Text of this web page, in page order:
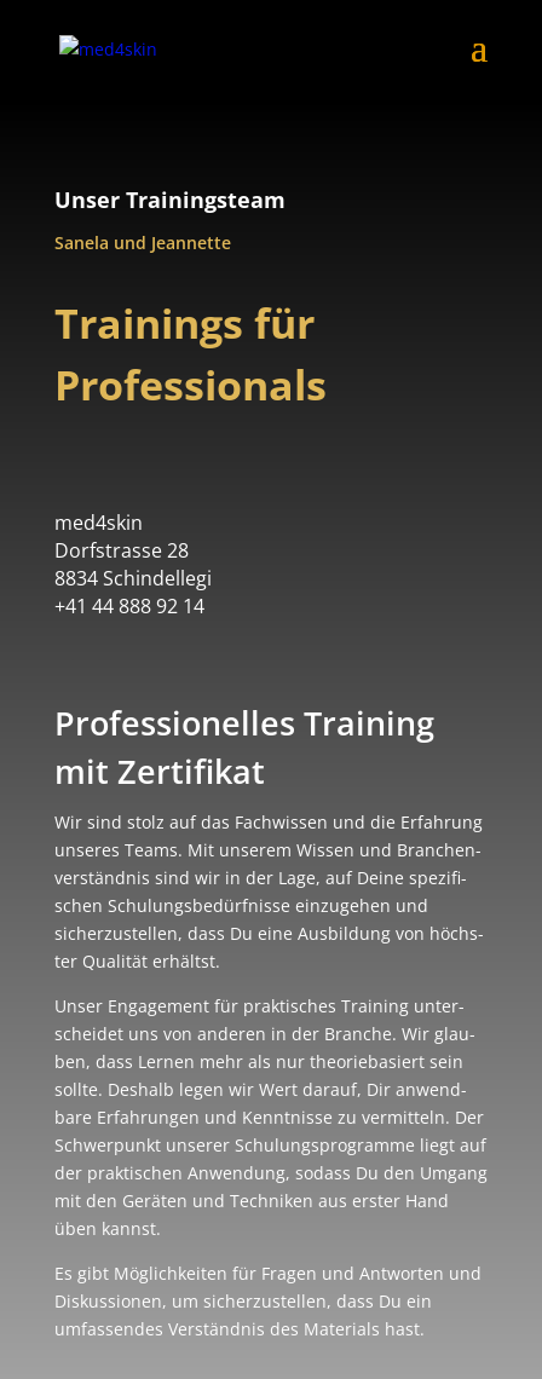
Unser Trainingsteam
Sanela und Jean­nette
Trainings für
Professionals
med4skin
Dorf­strasse 28
8834 Schin­del­legi
+41 44 888 92 14
Professionelles Training
mit Zertifikat
Wir sind stolz auf das Fach­wis­sen und die Erfah­rung
unse­res Teams. Mit unse­rem Wis­sen und Bran­chen­
ver­ständ­nis sind wir in der Lage, auf Deine spe­zi­fi­
schen Schu­lungs­be­dürf­nisse ein­zu­ge­hen und
sicher­zu­stel­len, dass Du eine Aus­bil­dung von höchs­
ter Qua­li­tät erhältst.
Unser Enga­ge­ment für prak­ti­sches Trai­ning unter­
schei­det uns von ande­ren in der Bran­che. Wir glau­
ben, dass Ler­nen mehr als nur theo­rie­ba­siert sein
sollte. Des­halb legen wir Wert dar­auf, Dir anwend­
bare Erfah­run­gen und Kennt­nisse zu ver­mit­teln. Der
Schwer­punkt unse­rer Schu­lungs­pro­gramme liegt auf
der prak­ti­schen Anwen­dung, sodass Du den Umgang
mit den Gerä­ten und Tech­ni­ken aus ers­ter Hand
üben kannst.
Es gibt Mög­lich­kei­ten für Fra­gen und Ant­wor­ten und
Dis­kus­sio­nen, um sicher­zu­stel­len, dass Du ein
umfas­sen­des Ver­ständ­nis des Mate­ri­als hast.